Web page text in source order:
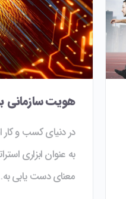
هویت سازمانی
در دنیای کسب و
به عنوان ابزاری
معنای دست یابی